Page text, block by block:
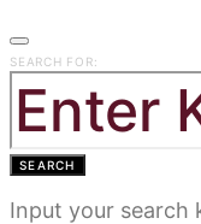
SEARCH FOR:
SEARCH
Input your search